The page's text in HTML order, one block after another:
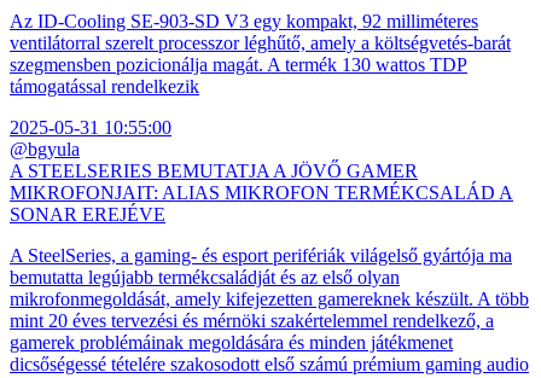
Az ID-Cooling SE-903-SD V3 egy kompakt, 92 milliméteres
ventilátorral szerelt processzor léghűtő, amely a költségvetés-barát
szegmensben pozicionálja magát. A termék 130 wattos TDP
támogatással rendelkezik
2025-05-31 10:55:00
@bgyula
A STEELSERIES BEMUTATJA A JÖVŐ GAMER
MIKROFONJAIT: ALIAS MIKROFON TERMÉKCSALÁD A
SONAR EREJÉVE
A SteelSeries, a gaming- és esport perifériák világelső gyártója ma
bemutatta legújabb termékcsaládját és az első olyan
mikrofonmegoldását, amely kifejezetten gamereknek készült. A több
mint 20 éves tervezési és mérnöki szakértelemmel rendelkező, a
gamerek problémáinak megoldására és minden játékmenet
dicsőségessé tételére szakosodott első számú prémium gaming audio